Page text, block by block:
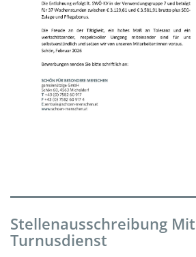
Stellenausschreibung
Turnusdienst